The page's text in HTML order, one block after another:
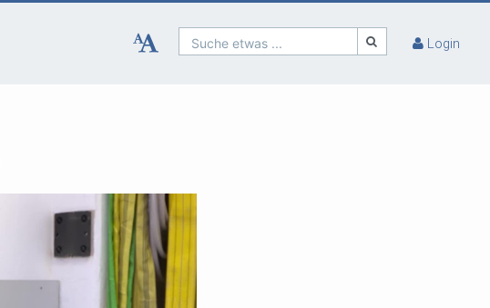
Suche etwas ... Login